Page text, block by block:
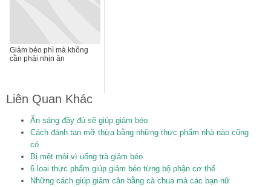
Giảm béo phì mà không
cần phải nhịn ăn
Liên Quan Khác
Ăn sáng đầy đủ sẽ giúp giảm béo
Cách đánh tan mỡ thừa bằng những thực phẩm nhà nào cũng
có
Bị mệt mỏi vì uống trà giảm béo
6 loại thực phẩm giúp giảm béo từng bộ phận cơ thể
Những cách giúp giảm cân bằng cà chua mà các bạn nữ